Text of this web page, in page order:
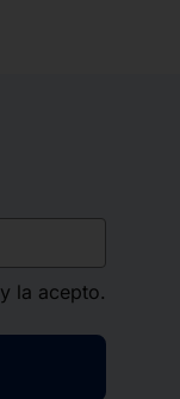
y la acepto.